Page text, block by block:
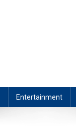
Entertainment